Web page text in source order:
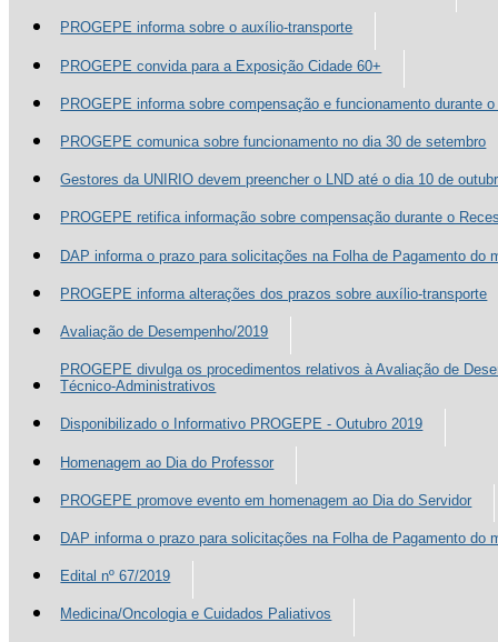
PROGEPE informa sobre o auxílio-transporte
PROGEPE convida para a Exposição Cidade 60+
PROGEPE informa sobre compensação e funcionamento durante
PROGEPE comunica sobre funcionamento no dia 30 de setembro
Gestores da UNIRIO devem preencher o LND até o dia 10 de
PROGEPE retifica informação sobre compensação durante o
DAP informa o prazo para solicitações na Folha de Pagamento do
PROGEPE informa alterações dos prazos sobre auxílio-transporte
Avaliação de Desempenho/2019
PROGEPE divulga os procedimentos relativos à Avaliação de
Técnico-Administrativos
Disponibilizado o Informativo PROGEPE - Outubro 2019
Homenagem ao Dia do Professor
PROGEPE promove evento em homenagem ao Dia do Servidor
DAP informa o prazo para solicitações na Folha de Pagamento do
Edital nº 67/2019
Medicina/Oncologia e Cuidados Paliativos